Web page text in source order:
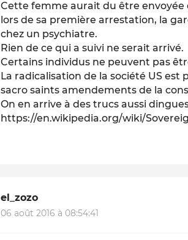
Cette femme aurait du être
lors de sa première arrestation, la
chez un psychiatre.
Rien de ce qui a suivi ne serait arrivé.
Certains individus ne peuvent pas
La radicalisation de la société US
sacro saints amendements de la
On en arrive à des trucs aussi
https://en.wikipedia.org/wiki/
el_zozo
06 août 2016 à 08:54:41